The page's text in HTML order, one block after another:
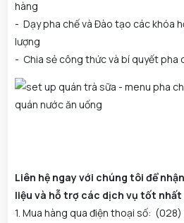
hàng
- Dạy pha chế và Đào tạo các khóa
lượng
- Chia sẻ công thức và bí quyết pha
Liên hệ ngay với chúng tôi để
liệu và hỗ trợ các dịch vụ tốt
1. Mua hàng qua điện thoại số: